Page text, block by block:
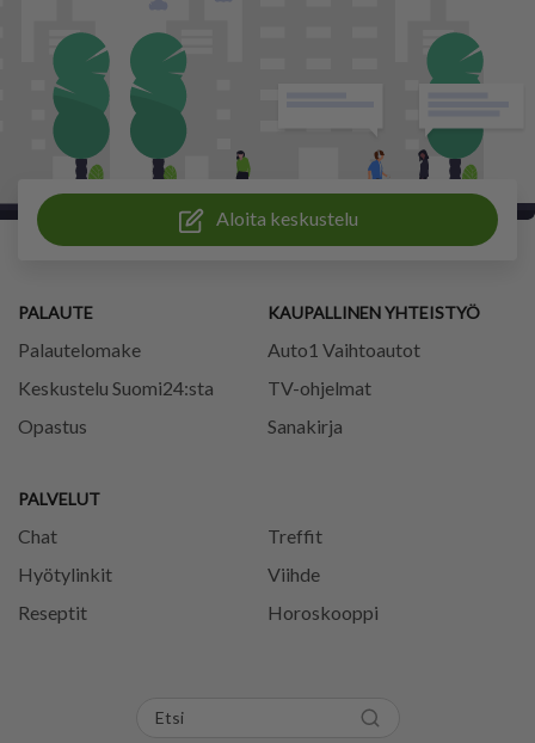
Aloita keskustelu
PALAUTE
Palautelomake
Keskustelu Suomi24:sta
Opastus
PALVELUT
Chat
Treffit
Hyötylinkit
Viihde
Reseptit
Horoskooppi
KAUPALLINEN YHTEISTYÖ
Auto1 Vaihtoautot
TV-ohjelmat
Sanakirja